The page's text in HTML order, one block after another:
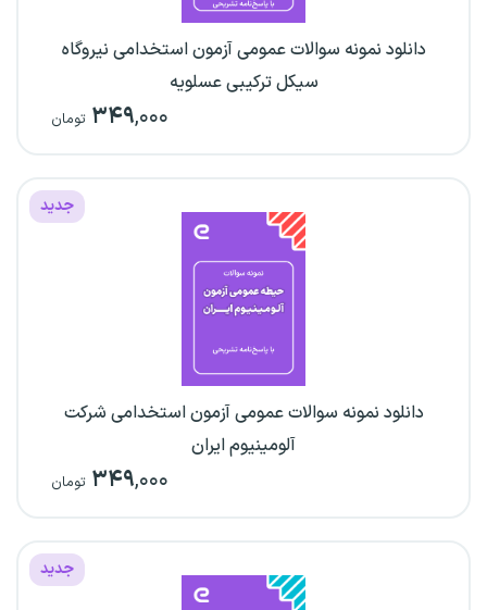
دانلود نمونه سوالات عمومی آزمون استخدامی نیروگاه
سیکل ترکیبی عسلویه
۳۴۹,۰۰۰ تومان
جدید
دانلود نمونه سوالات عمومی آزمون استخدامی شرکت
آلومینیوم ایران
۳۴۹,۰۰۰ تومان
جدید